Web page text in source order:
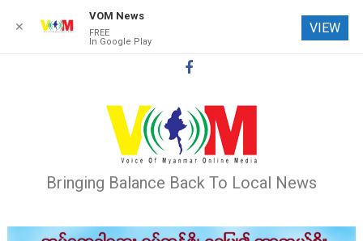
Bringing Balance Back To Local News
✕
VOM News
FREE
In Google Play
VIEW